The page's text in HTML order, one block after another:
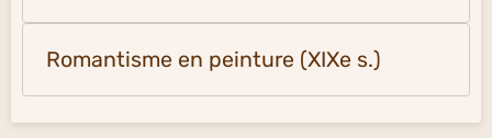
Romantisme en peinture (XIXe s.)